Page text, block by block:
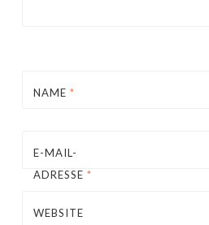
NAME *
E-MAIL-
ADRESSE *
WEBSITE